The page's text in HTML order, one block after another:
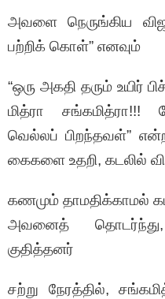
அவளை நெருங்கிய
பற்றிக் கொள்” எனவும்
“ஒரு அகதி தரும்
மித்ரா
வெல்லப் பிறந்தவள்”
கைகளை உதறி, கடலில்
கணமும் தாமதிக்காமல்
அவனைத் தொடர்ந்து,
குதித்தனர்
சற்று நேரத்தில்,